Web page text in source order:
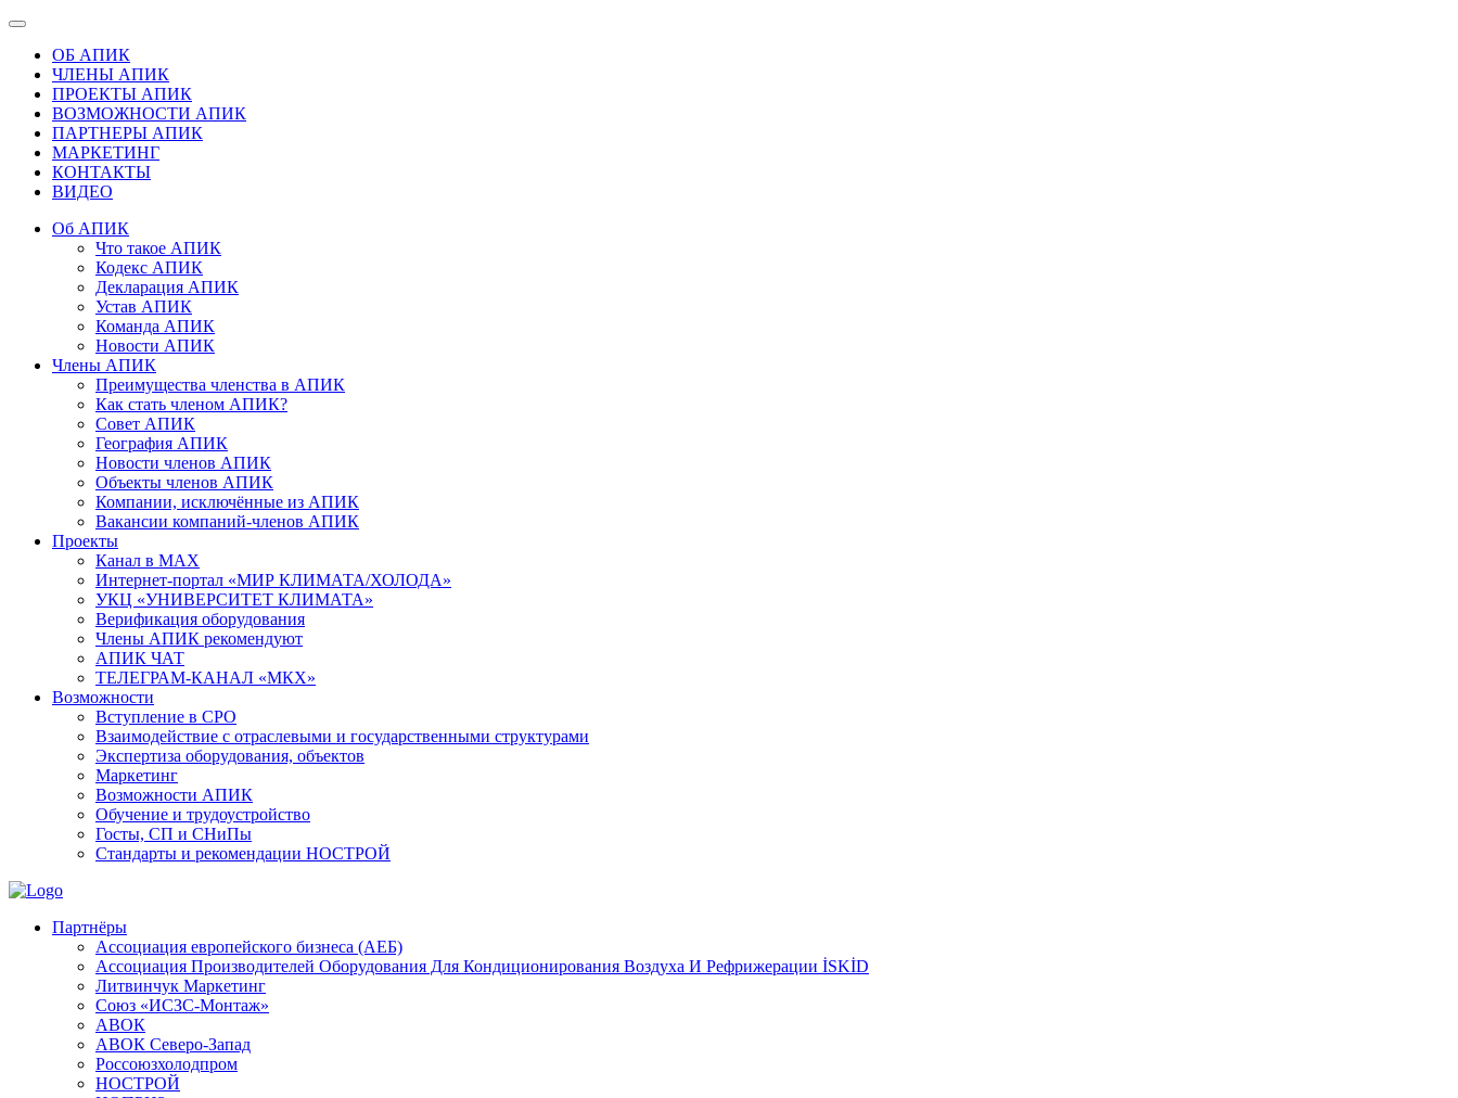
ОБ АПИК
ЧЛЕНЫ АПИК
ПРОЕКТЫ АПИК
ВОЗМОЖНОСТИ АПИК
ПАРТНЕРЫ АПИК
МАРКЕТИНГ
КОНТАКТЫ
ВИДЕО
Об АПИК
Что такое АПИК
Кодекс АПИК
Декларация АПИК
Устав АПИК
Команда АПИК
Новости АПИК
Члены АПИК
Преимущества членства в АПИК
Как стать членом АПИК?
Совет АПИК
География АПИК
Новости членов АПИК
Объекты членов АПИК
Компании, исключённые из АПИК
Вакансии компаний-членов АПИК
Проекты
Канал в MAX
Интернет-портал «МИР КЛИМАТА/ХОЛОДА»
УКЦ «УНИВЕРСИТЕТ КЛИМАТА»
Верификация оборудования
Члены АПИК рекомендуют
АПИК ЧАТ
ТЕЛЕГРАМ-КАНАЛ «МКХ»
Возможности
Вступление в СРО
Взаимодействие с отраслевыми и государственными структурами
Экспертиза оборудования, объектов
Маркетинг
Возможности АПИК
Обучение и трудоустройство
Госты, СП и СНиПы
Стандарты и рекомендации НОСТРОЙ
Партнёры
Ассоциация европейского бизнеса (АЕБ)
Aссоциация Производителей Оборудования Для Кондиционирования Воздуха И Рефрижерации İSKİD
Литвинчук Маркетинг
Союз «ИСЗС-Монтаж»
АВОК
АВОК Северо-Запад
Россоюзхолодпром
НОСТРОЙ